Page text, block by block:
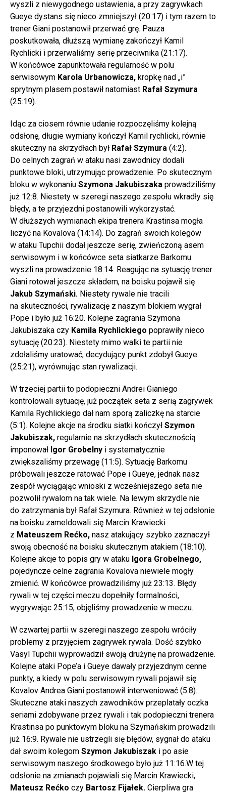
wyszli z niewygodnego ustawienia, a przy zagrywkach
Gueye dystans się nieco zmniejszył (20:17) i tym razem to
trener Giani postanowił przerwać grę. Pauza
poskutkowała, dłuższą wymianę zakończył Kamil
Rychlicki i przerwaliśmy serię przeciwnika (21:17).
W końcówce zapunktowała regularność w polu
serwisowym Karola Urbanowicza, kropkę nad „i”
sprytnym plasem postawił natomiast Rafał Szymura
(25:19).
Idąc za ciosem równie udanie rozpoczęliśmy kolejną
odsłonę, długie wymiany kończył Kamil rychlicki, równie
skuteczny na skrzydłach był Rafał Szymura (4:2).
Do celnych zagrań w ataku nasi zawodnicy dodali
punktowe bloki, utrzymując prowadzenie. Po skutecznym
bloku w wykonaniu Szymona Jakubiszaka prowadziliśmy
już 12:8. Niestety w szeregi naszego zespołu wkradły się
błędy, a te przyjezdni postanowili wykorzystać.
W dłuższych wymianach ekipa trenera Krastinsa mogła
liczyć na Kovalova (14:14). Do zagrań swoich kolegów
w ataku Tupchii dodał jeszcze serię, zwieńczoną asem
serwisowym i w końcówce seta siatkarze Barkomu
wyszli na prowadzenie 18:14. Reagując na sytuację trener
Giani rotował jeszcze składem, na boisku pojawił się
Jakub Szymański. Niestety rywale nie tracili
na skuteczności, rywalizację z naszym blokiem wygrał
Pope i było już 16:20. Kolejne zagrania Szymona
Jakubiszaka czy Kamila Rychlickiego poprawiły nieco
sytuację (20:23). Niestety mimo walki te partii nie
zdołaliśmy uratować, decydujący punkt zdobył Gueye
(25:21), wyrównując stan rywalizacji.
W trzeciej partii to podopieczni Andrei Gianiego
kontrolowali sytuację, już początek seta z serią zagrywek
Kamila Rychlickiego dał nam sporą zaliczkę na starcie
(5:1). Kolejne akcje na środku siatki kończył Szymon
Jakubiszak, regularnie na skrzydłach skutecznością
imponował Igor Grobelny i systematycznie
zwiększaliśmy przewagę (11:5). Sytuację Barkomu
próbowali jeszcze ratować Pope i Gueye, jednak nasz
zespół wyciągając wnioski z wcześniejszego seta nie
pozwolił rywalom na tak wiele. Na lewym skrzydle nie
do zatrzymania był Rafał Szymura. Również w tej odsłonie
na boisku zameldowali się Marcin Krawiecki
z Mateuszem Rećko, nasz atakujący szybko zaznaczył
swoją obecność na boisku skutecznym atakiem (18:10).
Kolejne akcje to popis gry w ataku Igora Grobelnego,
pojedyncze celne zagrania Kovalova niewiele mogły
zmienić. W końcówce prowadziliśmy już 23:13. Błędy
rywali w tej części meczu dopełniły formalności,
wygrywając 25:15, objęliśmy prowadzenie w meczu.
W czwartej partii w szeregi naszego zespołu wróciły
problemy z przyjęciem zagrywek rywala. Dość szybko
Vasyl Tupchii wyprowadził swoją drużynę na prowadzenie.
Kolejne ataki Pope’a i Gueye dawały przyjezdnym cenne
punkty, a kiedy w polu serwisowym rywali pojawił się
Kovalov Andrea Giani postanowił interweniować (5:8).
Skuteczne ataki naszych zawodników przeplatały oczka
seriami zdobywane przez rywali i tak podopieczni trenera
Krastinsa po punktowym bloku na Szymańskim prowadzili
już 16:9. Rywale nie ustrzegli się błędów, sygnał do ataku
dał swoim kolegom Szymon Jakubiszak i po asie
serwisowym naszego środkowego było już 11:16.W tej
odsłonie na zmianach pojawiali się Marcin Krawiecki,
Mateusz Rećko czy Bartosz Fijałek. Cierpliwa gra